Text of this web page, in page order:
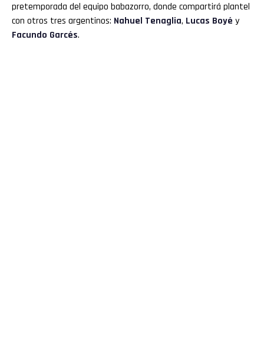
pretemporada del equipo babazorro, donde compartirá plantel
con otros tres argentinos: Nahuel Tenaglia, Lucas Boyé y
Facundo Garcés.